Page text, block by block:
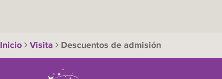
Inicio Visita Descuentos de admisión